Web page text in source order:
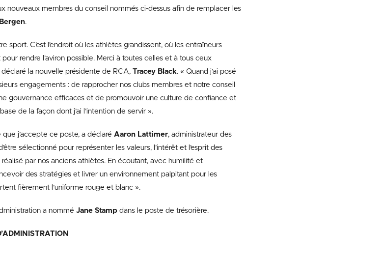
nouveaux membres du conseil nommés ci-dessus afin de remplacer les
.
C’est l’endroit où les athlètes grandissent, où les entraîneurs
rendre l’aviron possible. Merci à toutes celles et à tous ceux
déclaré la nouvelle présidente de RCA, Tracey Black. « Quand j’ai posé
engagements : de rapprocher nos clubs membres et notre conseil
gouvernance efficaces et de promouvoir une culture de confiance et
de la façon dont j’ai l’intention de servir ».
que j’accepte ce poste, a déclaré Aaron Lattimer, administrateur des
sélectionné pour représenter les valeurs, l’intérêt et l’esprit des
par nos anciens athlètes. En écoutant, avec humilité et
des stratégies et livrer un environnement palpitant pour les
fièrement l’uniforme rouge et blanc ».
a nommé Jane Stamp dans le poste de trésorière.